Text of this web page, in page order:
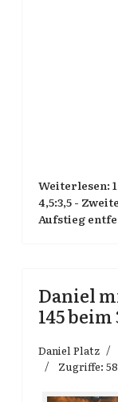
Weiterlesen:
4,5:3,5 -
Aufstieg
Daniel
145
Daniel Platz
Zugriffe: